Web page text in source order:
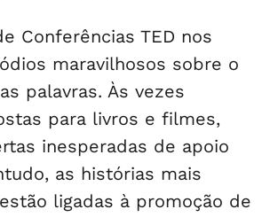
Conferências TED nos
maravilhosos sobre o
palavras. Às vezes
para livros e filmes,
inesperadas de apoio
as histórias mais
ligadas à promoção de